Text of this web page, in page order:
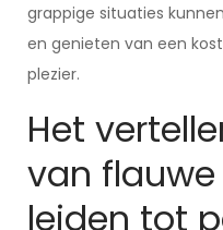
grappige situaties
en genieten van een
plezier.
Het
van
leiden tot